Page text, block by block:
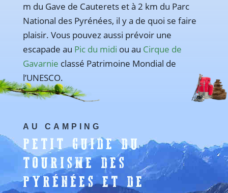
m du Gave de Cauterets et à 2 km du Parc
National des Pyrénées, il y a de quoi se faire
plaisir. Vous pouvez aussi prévoir une
escapade au Pic du midi ou au Cirque de
Gavarnie classé Patrimoine Mondial de
l’UNESCO.
AU CAMPING
PETIT GUIDE DU
TOURISME DES
PYRÉNÉES ET DE